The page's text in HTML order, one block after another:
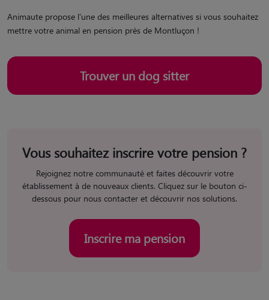
Animaute propose l'une des meilleures alternatives si vous souhaitez
mettre votre animal en pension près de Montluçon !
Trouver un dog sitter
Vous souhaitez inscrire votre pension ?
Rejoignez notre communauté et faites découvrir votre
établissement à de nouveaux clients. Cliquez sur le bouton ci-
dessous pour nous contacter et découvrir nos solutions.
Inscrire ma pension